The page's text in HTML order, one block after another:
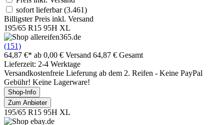
sofort lieferbar(3.461)
Billigster Preis inkl. Versand
195/65 R15 95H XL
(151)
64,87 €* ab 0,00 € Versand 64,87 € Gesamt
Lieferzeit: 2-4 Werktage
Versandkostenfreie Lieferung ab dem 2. Reifen - Keine PayPal
Gebühr! Keine Lagerware!
Shop-Info
Zum Anbieter
195/65 R15 95H XL